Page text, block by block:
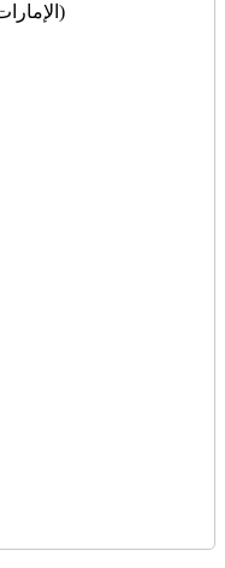
United Arab Emirates (الإمارات العربية المتحدة)